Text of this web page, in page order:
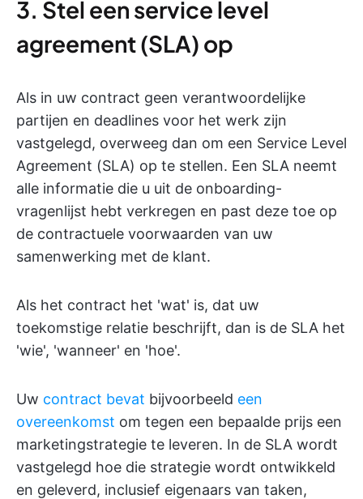
3. Stel een service level
agreement (SLA) op
Als in uw contract geen verantwoordelijke
partijen en deadlines voor het werk zijn
vastgelegd, overweeg dan om een Service Level
Agreement (SLA) op te stellen. Een SLA neemt
alle informatie die u uit de onboarding-
vragenlijst hebt verkregen en past deze toe op
de contractuele voorwaarden van uw
samenwerking met de klant.
Als het contract het 'wat' is, dat uw
toekomstige relatie beschrijft, dan is de SLA het
'wie', 'wanneer' en 'hoe'.
Uw contract bevat bijvoorbeeld een
overeenkomst om tegen een bepaalde prijs een
marketingstrategie te leveren. In de SLA wordt
vastgelegd hoe die strategie wordt ontwikkeld
en geleverd, inclusief eigenaars van taken,